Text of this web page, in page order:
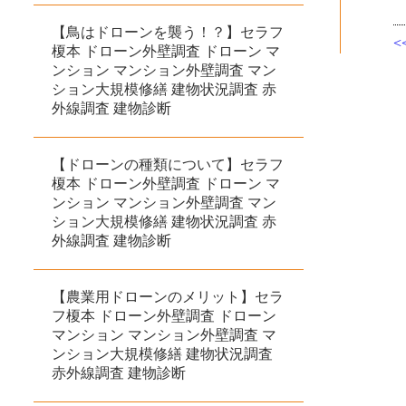
【鳥はドローンを襲う！？】セラフ
榎本 ドローン外壁調査 ドローン マ
ンション マンション外壁調査 マン
ション大規模修繕 建物状況調査 赤
外線調査 建物診断
【ドローンの種類について】セラフ
榎本 ドローン外壁調査 ドローン マ
ンション マンション外壁調査 マン
ション大規模修繕 建物状況調査 赤
外線調査 建物診断
【農業用ドローンのメリット】セラ
フ榎本 ドローン外壁調査 ドローン
マンション マンション外壁調査 マ
ンション大規模修繕 建物状況調査
赤外線調査 建物診断